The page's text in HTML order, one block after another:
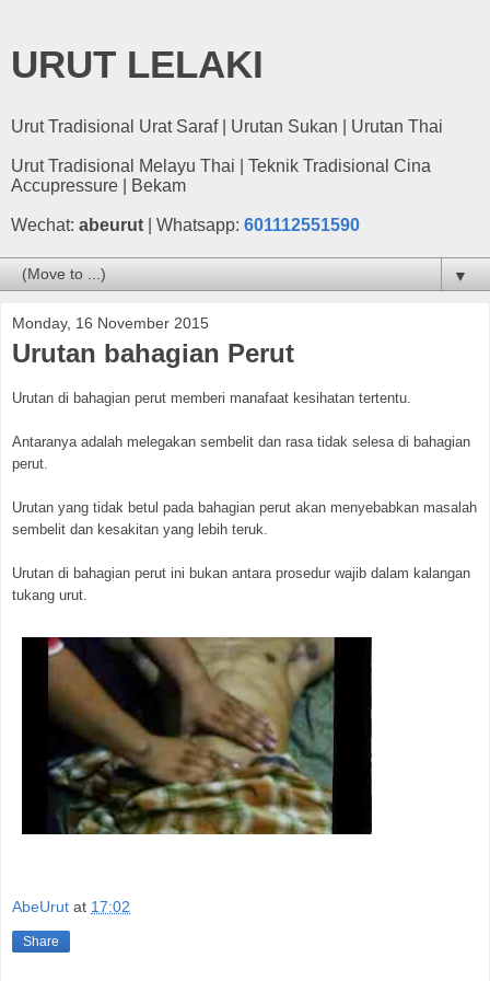
URUT LELAKI
Urut Tradisional Urat Saraf | Urutan Sukan | Urutan Thai
Urut Tradisional Melayu Thai | Teknik Tradisional Cina
Accupressure | Bekam
Wechat: abeurut | Whatsapp: 601112551590
▼
Monday, 16 November 2015
Urutan bahagian Perut
Urutan di bahagian perut memberi manafaat kesihatan tertentu.
Antaranya adalah melegakan sembelit dan rasa tidak selesa di bahagian
perut.
Urutan yang tidak betul pada bahagian perut akan menyebabkan masalah
sembelit dan kesakitan yang lebih teruk.
Urutan di bahagian perut ini bukan antara prosedur wajib dalam kalangan
tukang urut.
AbeUrut at 17:02
Share